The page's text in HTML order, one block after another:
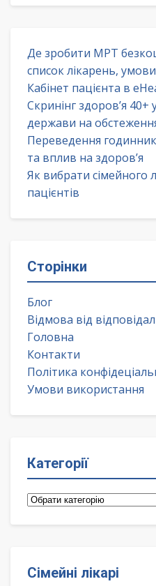
Де зробити МРТ
список лікарень,
Кабінет пацієнта в
Скринінг здоров’я 40+
держави на
Переведення
та вплив на здоров’я
Як вибрати сімейного
пацієнтів
Сторінки
Блог
Відмова від
Головна
Контакти
Політика
Умови використання
Категорії
Категорії
Сімейні лікарі